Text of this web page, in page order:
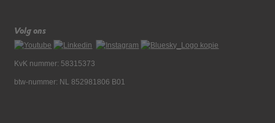
Volg ons
KvK nummer: 58315373
btw-nummer: NL 852981806 B01